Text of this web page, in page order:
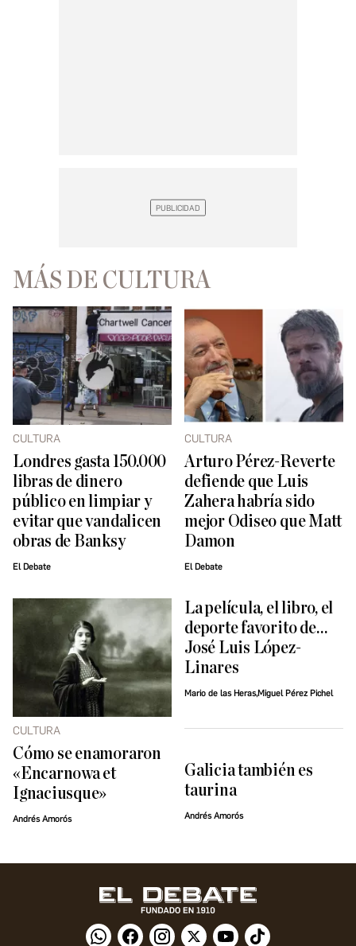
MÁS DE CULTURA
CULTURA
Londres gasta 150.000
libras de dinero
público en limpiar y
evitar que vandalicen
obras de Banksy
El Debate
CULTURA
Arturo Pérez-Reverte
defiende que Luis
Zahera habría sido
mejor Odiseo que Matt
Damon
El Debate
CULTURA
Cómo se enamoraron
«Encarnowa et
Ignaciusque»
Andrés Amorós
La película, el libro, el
deporte favorito de…
José Luis López-
Linares
Mario de las Heras,Miguel Pérez Pichel
Galicia también es
taurina
Andrés Amorós